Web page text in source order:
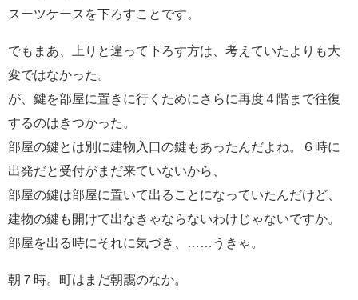
スーツケースを下ろすことです。
でもまあ、上りと違って下ろす方は、考えていたよりも大
変ではなかった。
が、鍵を部屋に置きに行くためにさらに再度４階まで往復
するのはきつかった。
部屋の鍵とは別に建物入口の鍵もあったんだよね。６時に
出発だと受付がまだ来ていないから、
部屋の鍵は部屋に置いて出ることになっていたんだけど、
建物の鍵も開けて出なきゃならないわけじゃないですか。
部屋を出る時にそれに気づき、……うきゃ。
朝７時。町はまだ朝靄のなか。